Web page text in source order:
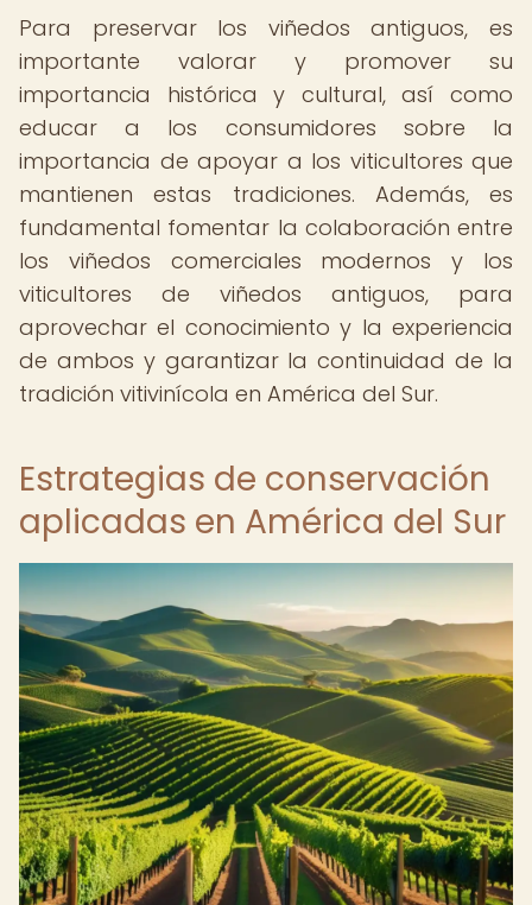
Para preservar los viñedos antiguos, es
importante valorar y promover su
importancia histórica y cultural, así como
educar a los consumidores sobre la
importancia de apoyar a los viticultores que
mantienen estas tradiciones. Además, es
fundamental fomentar la colaboración entre
los viñedos comerciales modernos y los
viticultores de viñedos antiguos, para
aprovechar el conocimiento y la experiencia
de ambos y garantizar la continuidad de la
tradición vitivinícola en América del Sur.
Estrategias de conservación
aplicadas en América del Sur